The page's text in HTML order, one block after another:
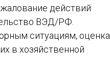
действий
ВЭД/РФ.
ситуациям, оценка
в хозяйственной